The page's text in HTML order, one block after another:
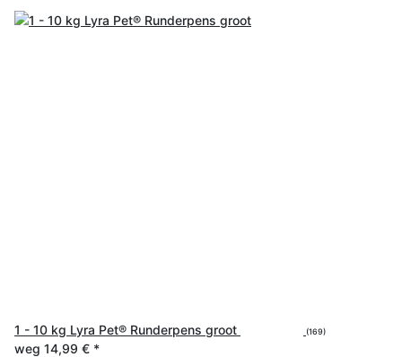
1 - 10 kg Lyra Pet® Runderpens groot (169)
weg 14,99 € *